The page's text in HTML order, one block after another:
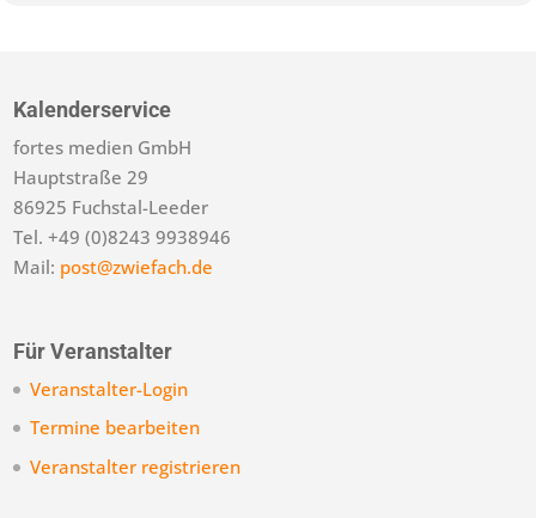
Kalenderservice
fortes medien GmbH
Hauptstraße 29
86925 Fuchstal-Leeder
Tel. +49 (0)8243 9938946
Mail: post@zwiefach.de
Für Veranstalter
Veranstalter-Login
Termine bearbeiten
Veranstalter registrieren